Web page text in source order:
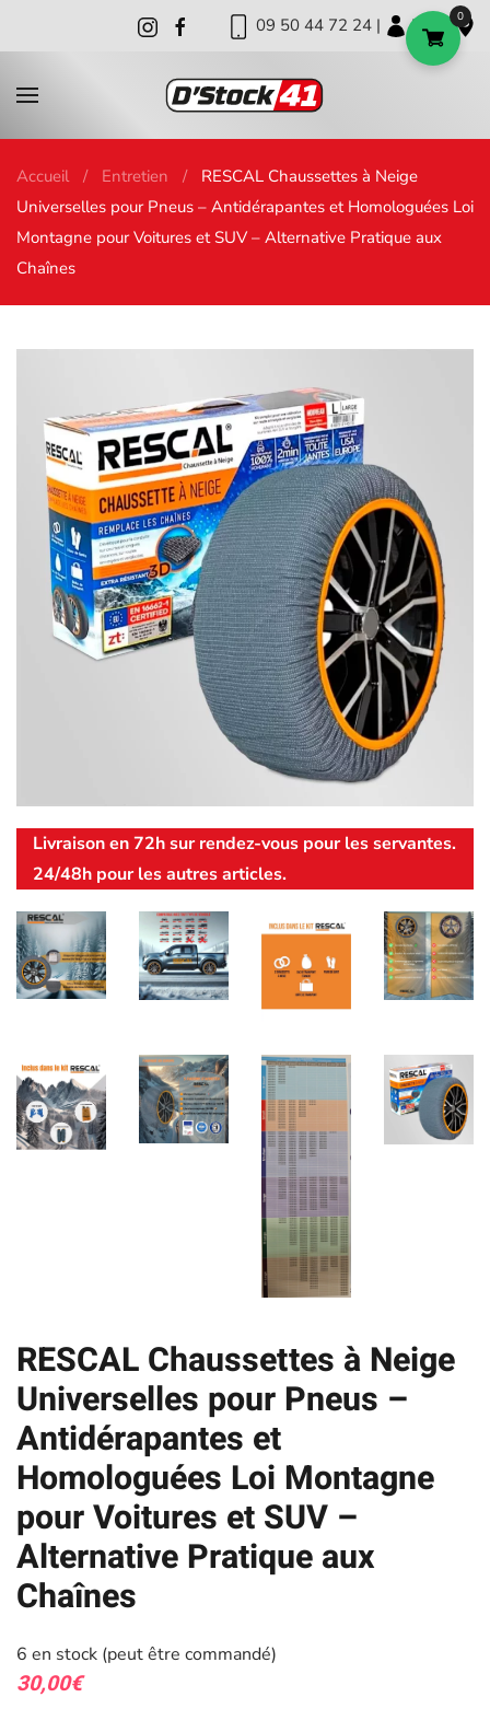
09 50 44 72 24 | | |
Accueil Entretien
RESCAL Chaussettes à Neige
Universelles pour Pneus – Antidérapantes et Homologuées Loi
Montagne pour Voitures et SUV – Alternative Pratique aux
Chaînes
Livraison en 72h sur rendez-vous pour les servantes.
24/48h pour les autres articles.
RESCAL Chaussettes à Neige
Universelles pour Pneus –
Antidérapantes et
Homologuées Loi Montagne
pour Voitures et SUV –
Alternative Pratique aux
Chaînes
6 en stock (peut être commandé)
30,00€
0